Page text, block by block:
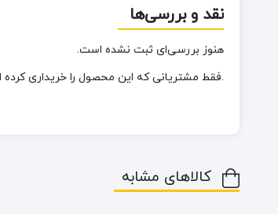
نقد و بررسی‌ها
هنوز بررسی‌ای ثبت نشده است.
.فقط مشتریانی که این محصول را خریداری کرده
کالاهای مشابه